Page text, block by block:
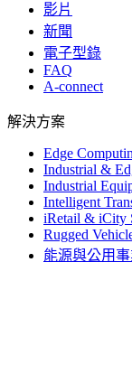
影片
新聞
電子型錄
FAQ
A-connect
解決方案
Edge
Industrial &
Industrial
Intelligent
iRetail & iCity
Rugged
能源與公用